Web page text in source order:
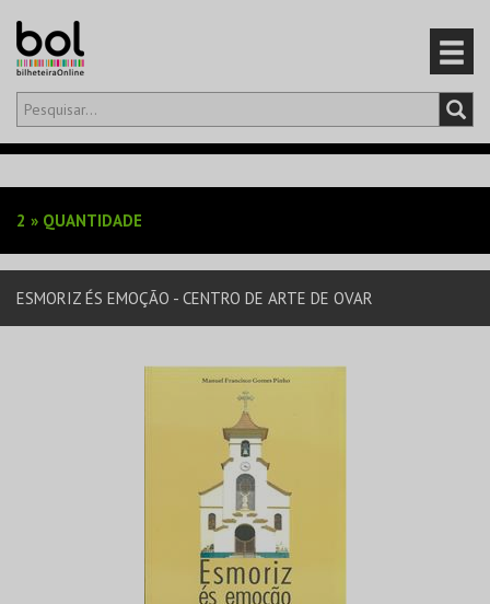
Olá,iniciar sessão
EVENTOS
CARTÕES
2 » QUANTIDADE
ESMORIZ ÉS EMOÇÃO - CENTRO DE ARTE DE OVAR